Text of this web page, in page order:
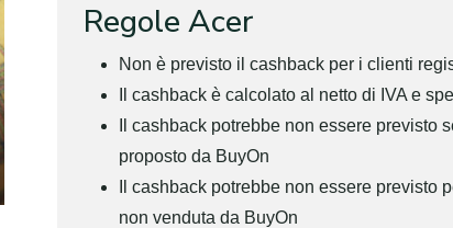
Regole Acer
Non è previsto il cashback per i clienti
Il cashback è calcolato al netto di IVA e
Il cashback potrebbe non essere previsto
proposto da BuyOn
Il cashback potrebbe non essere previsto
non venduta da BuyOn